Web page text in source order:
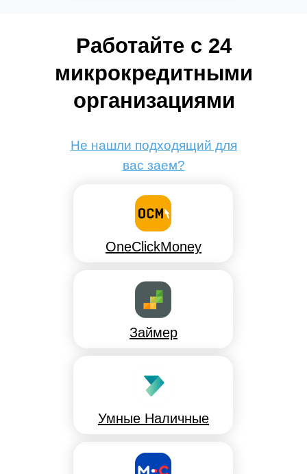
Работайте с 24
микрокредитными
организациями
Не нашли подходящий для
вас заем?
OneClickMoney
Займер
Умные Наличные